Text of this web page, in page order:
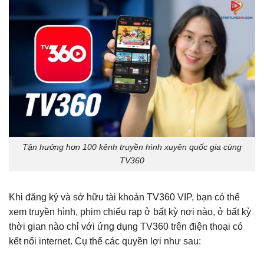
Tận hưởng hơn 100 kênh truyền hình xuyên quốc gia cùng
TV360
Khi đăng ký và sở hữu tài khoản TV360 VIP, bạn có thể
xem truyền hình, phim chiếu rạp ở bất kỳ nơi nào, ở bất kỳ
thời gian nào chỉ với ứng dụng TV360 trên điện thoại có
kết nối internet. Cụ thể các quyền lợi như sau: